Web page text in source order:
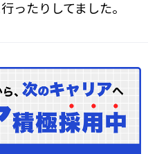
ったりしてました。